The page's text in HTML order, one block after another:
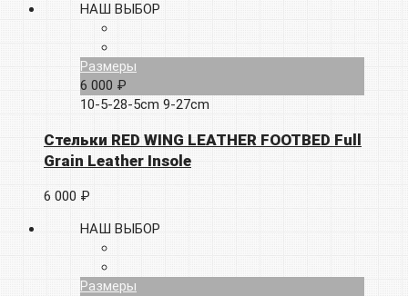
НАШ ВЫБОР
Размеры
6 000 ₽
10-5-28-5cm 9-27cm
Стельки RED WING LEATHER FOOTBED Full
Grain Leather Insole
6 000 ₽
НАШ ВЫБОР
Размеры